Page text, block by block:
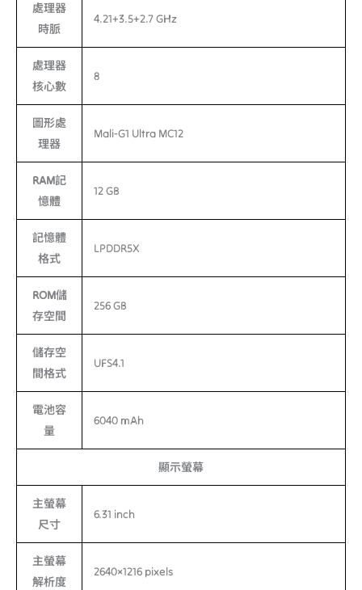
處理器
時脈
4.21+3.5+2.7 GHz
處理器
核心數
8
圖形處
理器
Mali-G1 Ultra MC12
RAM記
憶體
12 GB
記憶體
格式
LPDDR5X
ROM儲
存空間
256 GB
儲存空
間格式
UFS4.1
電池容
量
6040 mAh
顯示螢幕
主螢幕
尺寸
6.31 inch
主螢幕
解析度
2640×1216 pixels